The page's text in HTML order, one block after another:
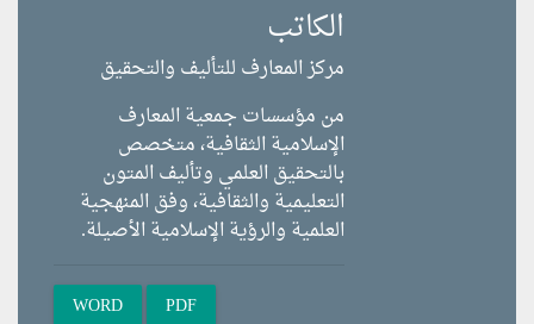
الكاتب
مركز المعارف للتأليف والتحقيق
من مؤسسات جمعية المعارف
الإسلامية الثقافية، متخصص
بالتحقيق العلمي وتأليف المتون
التعليمية والثقافية، وفق المنهجية
العلمية والرؤية الإسلامية الأصيلة.
PDF
WORD